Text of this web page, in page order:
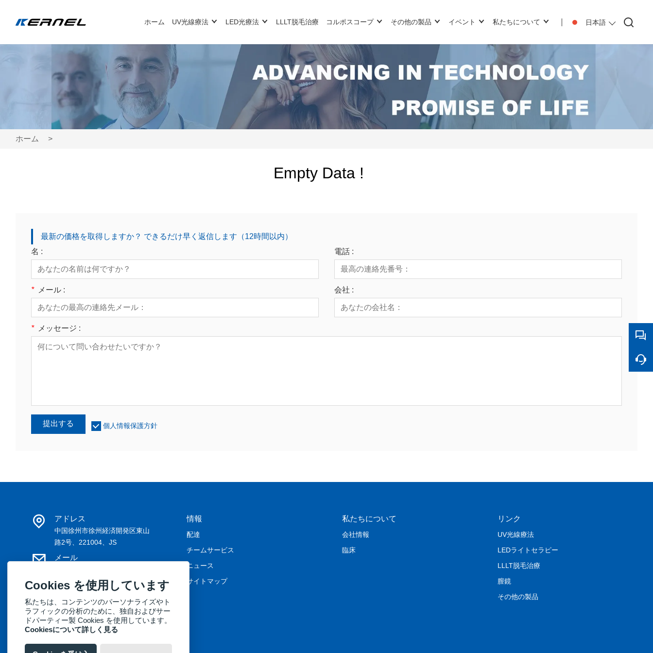
日本語
ホーム UV光線療法 LED光療法 LLLT脱毛治療 コルポスコープ その他の製品 イベント 私たちについて
ホーム >
Empty Data !
最新の価格を取得しますか？ できるだけ早く返信します（12時間以内）
名 :
電話 :
* メール : 会社 :
* メッセージ :
提出する 個人情報保護方針
アドレス
中国徐州市徐州経済開発区東山
路2号、221004、JS
メール
service@kernelmed.com
+86-516-87732218
情報
配達
チームサービス
ニュース
サイトマップ
私たちについて
会社情報
臨床
リンク
UV光線療法
LEDライトセラピー
LLLT脱毛治療
膣鏡
その他の製品
Cookies を使用しています
私たちは、コンテンツのパーソナライズやト
ラフィックの分析のために、独自およびサー
ドパーティー製 Cookies を使用しています。
Cookiesについて詳しく見る